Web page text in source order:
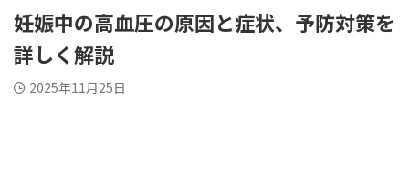
妊娠中の高血圧の原因と症状、予防対策を
詳しく解説
2025年11月25日